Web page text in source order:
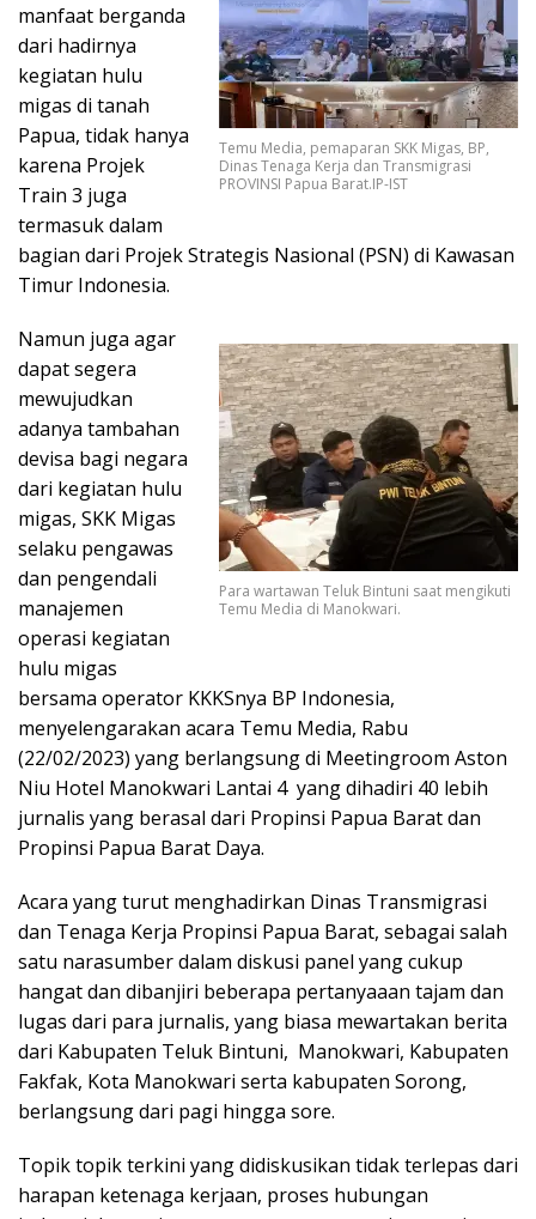
Temu Media, pemaparan SKK Migas, BP,
Dinas Tenaga Kerja dan Transmigrasi
PROVINSI Papua Barat.IP-IST
manfaat berganda
dari hadirnya
kegiatan hulu
migas di tanah
Papua, tidak hanya
karena Projek
Train 3 juga
termasuk dalam
bagian dari Projek Strategis Nasional (PSN) di Kawasan
Timur Indonesia.
Para wartawan Teluk Bintuni saat mengikuti
Temu Media di Manokwari.
Namun juga agar
dapat segera
mewujudkan
adanya tambahan
devisa bagi negara
dari kegiatan hulu
migas, SKK Migas
selaku pengawas
dan pengendali
manajemen
operasi kegiatan
hulu migas
bersama operator KKKSnya BP Indonesia,
menyelengarakan acara Temu Media, Rabu
(22/02/2023) yang berlangsung di Meetingroom Aston
Niu Hotel Manokwari Lantai 4 yang dihadiri 40 lebih
jurnalis yang berasal dari Propinsi Papua Barat dan
Propinsi Papua Barat Daya.
Acara yang turut menghadirkan Dinas Transmigrasi
dan Tenaga Kerja Propinsi Papua Barat, sebagai salah
satu narasumber dalam diskusi panel yang cukup
hangat dan dibanjiri beberapa pertanyaaan tajam dan
lugas dari para jurnalis, yang biasa mewartakan berita
dari Kabupaten Teluk Bintuni, Manokwari, Kabupaten
Fakfak, Kota Manokwari serta kabupaten Sorong,
berlangsung dari pagi hingga sore.
Topik topik terkini yang didiskusikan tidak terlepas dari
harapan ketenaga kerjaan, proses hubungan